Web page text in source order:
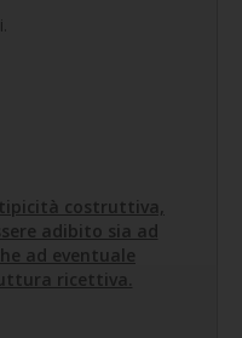
costruttiva,
adibito sia ad
ad eventuale
ricettiva.